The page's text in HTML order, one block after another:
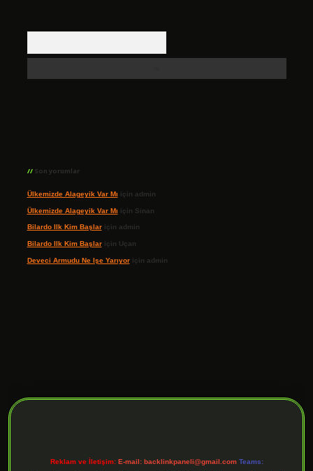
Son yorumlar
Ülkemizde Alageyik Var Mı için admin
Ülkemizde Alageyik Var Mı için Sinan
Bilardo Ilk Kim Başlariçin admin
Bilardo Ilk Kim Başlariçin Uçan
Deveci Armudu Ne Işe Yarıyoriçin admin
Reklam ve İletişim: E-mail: backlinkpaneli@gmail.com Teams: